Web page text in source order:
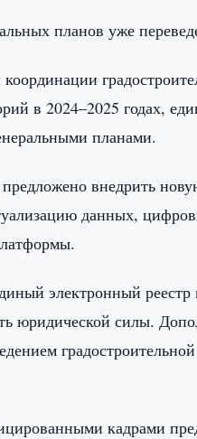
планов уже
в 2024–2025 годах,
планами.
внедрить
данных,
электронный
юридической силы.
кадрами